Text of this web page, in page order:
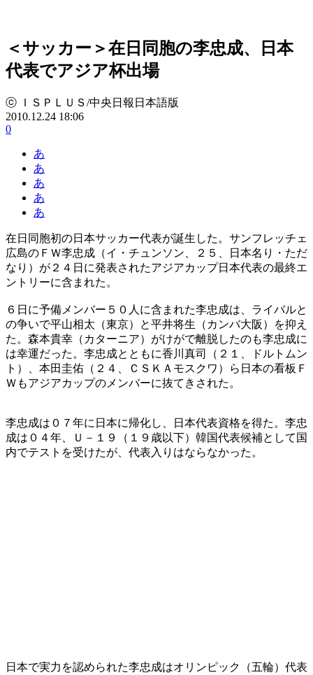
＜サッカー＞在日同胞の李忠成、日本
代表でアジア杯出場
ⓒ ＩＳＰＬＵＳ/中央日報日本語版
2010.12.24 18:06
0
あ
あ
あ
あ
あ
在日同胞初の日本サッカー代表が誕生した。サンフレッチェ
広島のＦＷ李忠成（イ・チュンソン、２５、日本名り・ただ
なり）が２４日に発表されたアジアカップ日本代表の最終エ
ントリーに含まれた。
６日に予備メンバー５０人に含まれた李忠成は、ライバルと
の争いで平山相太（東京）と平井将生（カンバ大阪）を抑え
た。森本貴幸（カターニア）がけがで離脱したのも李忠成に
は幸運だった。李忠成とともに香川真司（２１、ドルトムン
ト）、本田圭佑（２４、ＣＳＫＡモスクワ）ら日本の看板Ｆ
Ｗもアジアカップのメンバーに抜てきされた。
李忠成は０７年に日本に帰化し、日本代表資格を得た。李忠
成は０４年、Ｕ－１９（１９歳以下）韓国代表候補として国
内でテストを受けたが、代表入りはならなかった。
日本で実力を認められた李忠成はオリンピック（五輪）代表